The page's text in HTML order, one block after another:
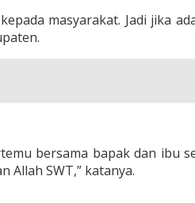
masyarakat. Jadi jika
bersama bapak dan ibu
Allah SWT,” katanya.